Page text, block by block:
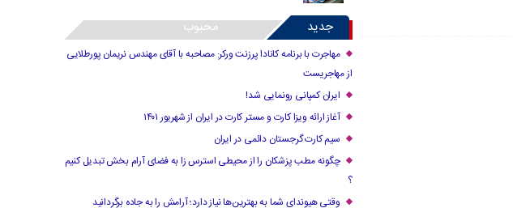
جدید محبوب
مهاجرت با برنامه کانادا پرزنت ورکر: مصاحبه با آقای مهندس نریمان پورطلایی
از مهاجریست
ایران کمپانی رونمایی شد!
آغاز ارائه ویزا کارت و مستر کارت در ایران از شهریور ۱۴۰۱
سیم کارت گرجستان دائمی در ایران
چگونه مطب پزشکان را از محیطی استرس زا به فضای آرام بخش تبدیل کنیم
؟
وقتی هیوندای شما به بهترین‌ها نیاز دارد؛ آرامش را به جاده برگردانید